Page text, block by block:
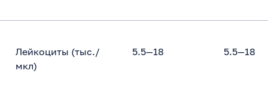
Лейкоциты (тыс./
мкл)
5.5—18 5.5—18